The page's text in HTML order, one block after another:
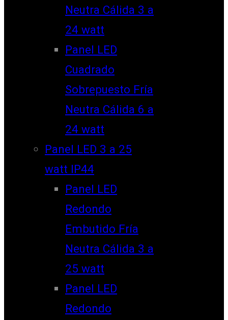
Neutra Cálida 3 a
24 watt
Panel LED
Cuadrado
Sobrepuesto Fría
Neutra Cálida 6 a
24 watt
Panel LED 3 a 25
watt IP44
Panel LED
Redondo
Embutido Fría
Neutra Cálida 3 a
25 watt
Panel LED
Redondo